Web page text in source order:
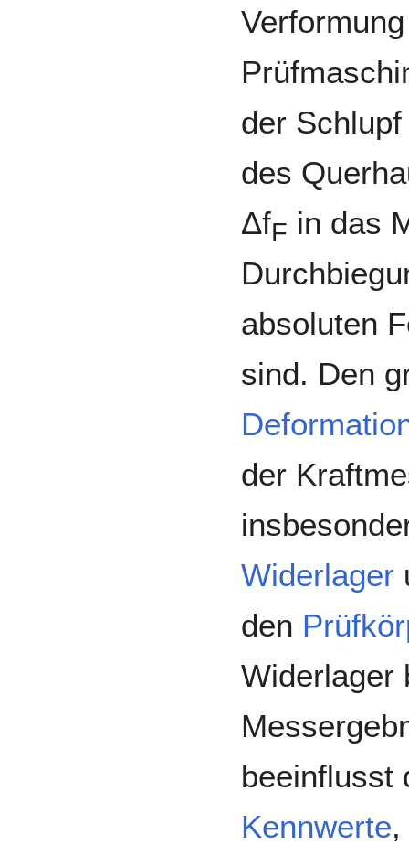
der
des
ΔfF in das
absoluten
sind. Den
der
Widerlager
den
Widerlager
beeinflusst
Kennwerte